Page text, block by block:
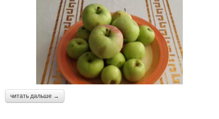
читать дальше →